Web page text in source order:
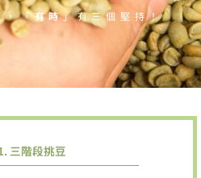
，「有時」有三個堅持！
三階段挑豆